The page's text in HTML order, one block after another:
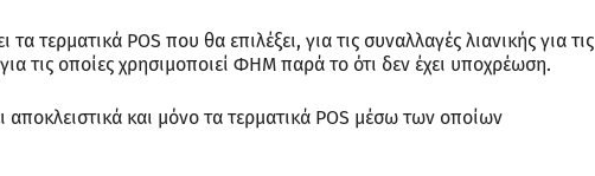
τερματικά POS που θα επιλέξει, για τις συναλλαγές λιανικής για τις
τις οποίες χρησιμοποιεί ΦΗΜ παρά το ότι δεν έχει υποχρέωση.
αποκλειστικά και μόνο τα τερματικά POS μέσω των οποίων